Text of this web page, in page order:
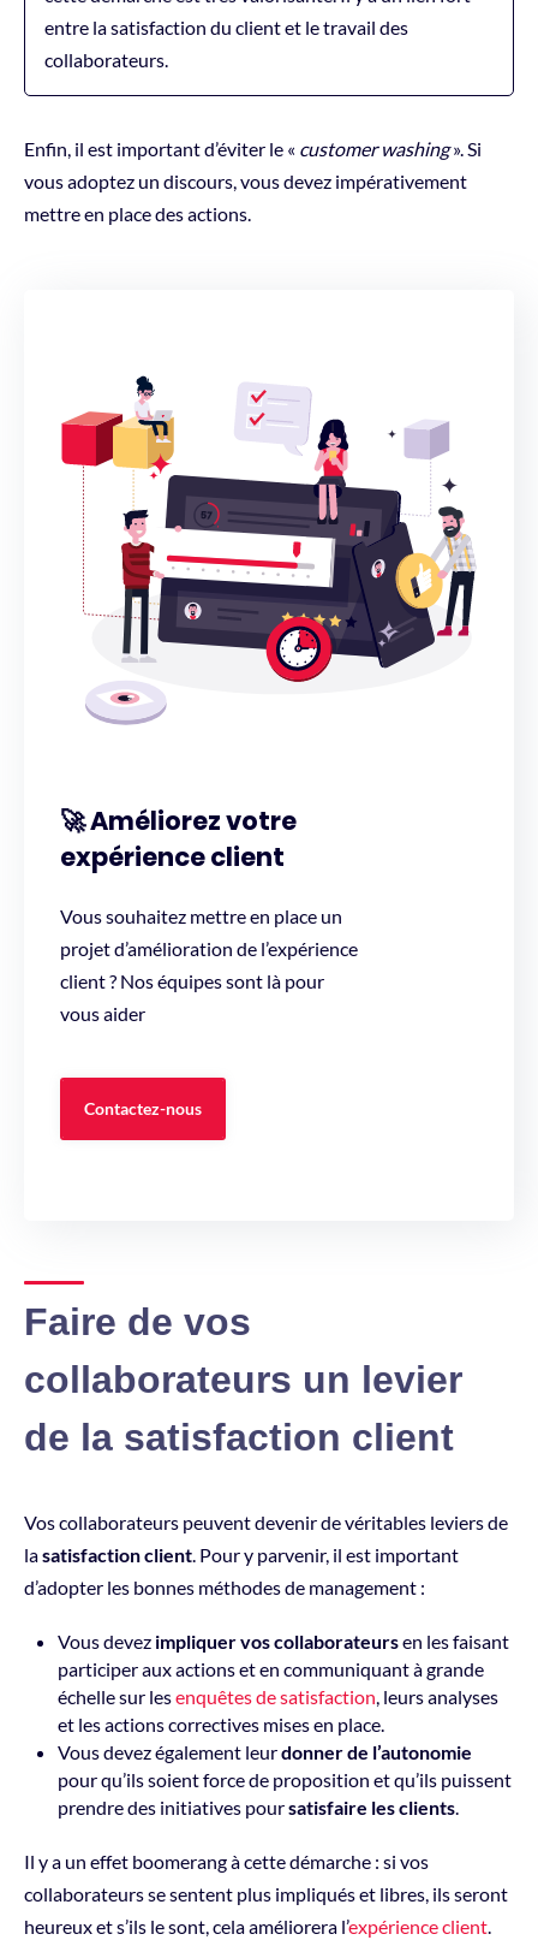
entre la satisfaction du client et le travail des
collaborateurs.
Enfin, il est important d’éviter le « customer washing». Si
vous adoptez un discours, vous devez impérativement
mettre en place des actions.
🚀 Améliorez votre
expérience client
Vous souhaitez mettre en place un
projet d’amélioration de l’expérience
client ? Nos équipes sont là pour
vous aider
Contactez-nous
Faire de vos
collaborateurs un levier
de la satisfaction client
Vos collaborateurs peuvent devenir de véritables leviers de
lasatisfaction client. Pour y parvenir, il est important
d’adopter les bonnes méthodes de management :
Vous devez impliquer vos collaborateursen les faisant
participer aux actions et en communiquant à grande
échelle sur lesenquêtes de satisfaction, leurs analyses
et les actions correctives mises en place.
Vous devez également leurdonner de l’autonomie
pour qu’ils soient force de proposition et qu’ils puissent
prendre des initiatives poursatisfaire les clients.
Il y a un effet boomerang à cette démarche : si vos
collaborateurs se sentent plus impliqués et libres, ils seront
heureux et s’ils le sont, cela améliorera l’expérience client.